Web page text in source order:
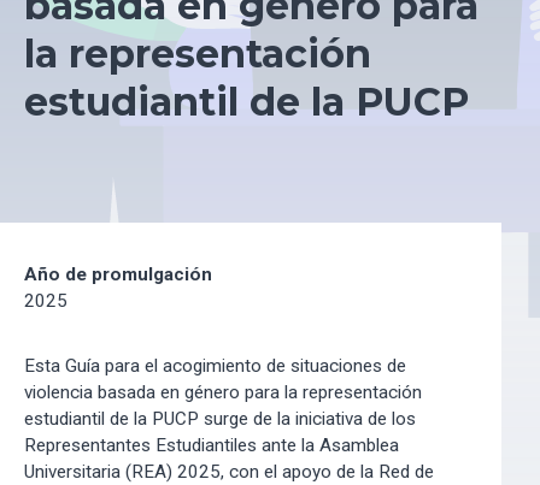
la representación
estudiantil de la PUCP
Año de promulgación
2025
Esta Guía para el acogimiento de situaciones de
violencia basada en género para la representación
estudiantil de la PUCP surge de la iniciativa de los
Representantes Estudiantiles ante la Asamblea
Universitaria (REA) 2025, con el apoyo de la Red de